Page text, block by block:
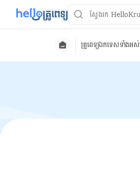
គ្រូពេទ្យ​ឯក​ទេស​ទាំង​អស់